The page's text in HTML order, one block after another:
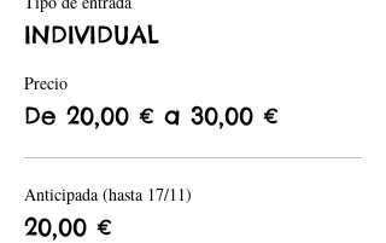
La lactancia debe ser una experiencia hermosa y
Dolor" y descubre cómo hacerlo posible.
Plazas limitadas. ¡Regístrate hoy!
INDIVIDUAL
Precio
De 20,00 € a 30,00 €
Anticipada (hasta 17/11)
20,00 €